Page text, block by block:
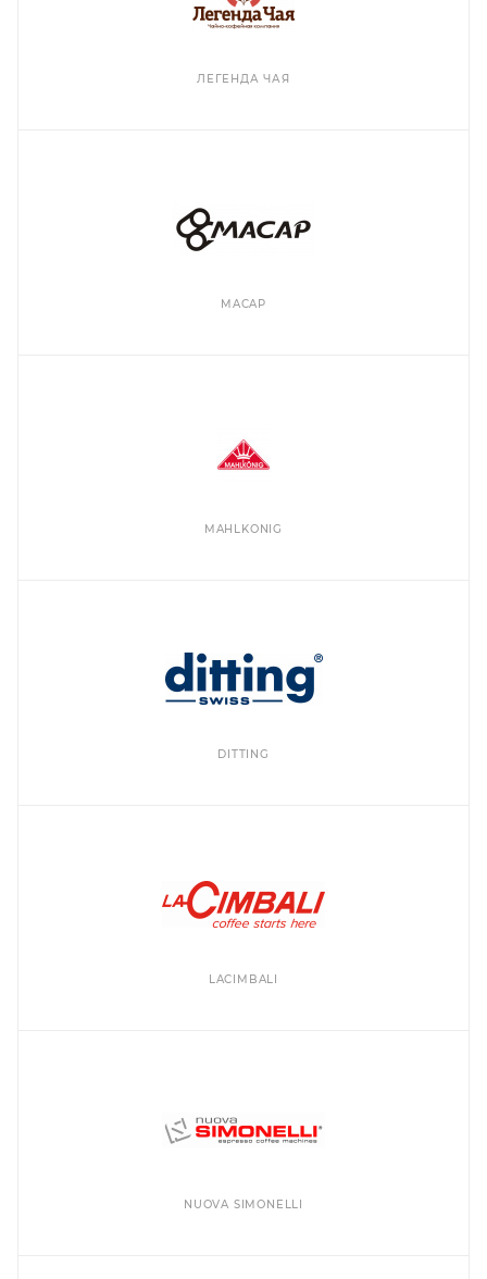
ЛЕГЕНДА ЧАЯ
MACAP
MAHLKONIG
DITTING
LACIMBALI
NUOVA SIMONELLI